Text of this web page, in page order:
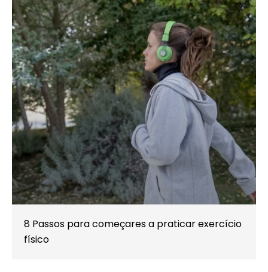
8 Passos para começares a praticar exercício
físico